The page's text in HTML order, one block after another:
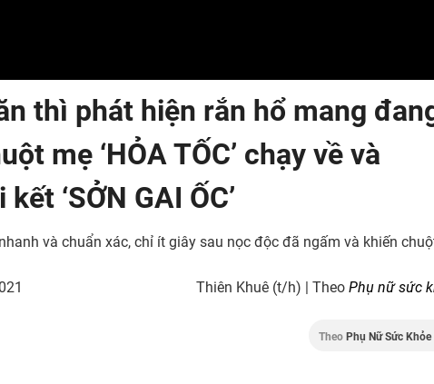
thì phát hiện rắn hổ mang
mẹ ‘HỎA TỐC’ chạy về và
‘SỞN GAI ỐC’
và chuẩn xác, chỉ ít giây sau nọc độc đã ngấm và khiến
Thiên Khuê (t/h) | TheoPhụ nữ sức
TheoPhụ Nữ Sức Khỏe